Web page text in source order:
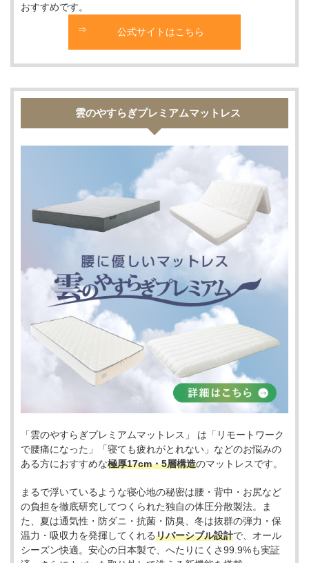
おすすめです。
公式サイトはこちら
雲のやすらぎプレミアムマットレス
「雲のやすらぎプレミアムマットレス」 は「リモートワーク
で腰痛になった」「寝ても疲れがとれない」などのお悩みの
ある方におすすめな極厚17cm・5層構造のマットレスです。
まるで浮いているような寝心地の秘密は腰・背中・お尻など
の負担を徹底研究してつくられた独自の体圧分散製法。ま
た、夏は通気性・防ダニ・抗菌・防臭、冬は抜群の弾力・保
温力・吸収力を発揮してくれるリバーシブル設計で、オール
シーズン快適。安心の日本製で、へたりにくさ99.9%も実証